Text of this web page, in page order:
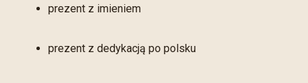
prezent z imieniem
prezent z dedykacją po polsku